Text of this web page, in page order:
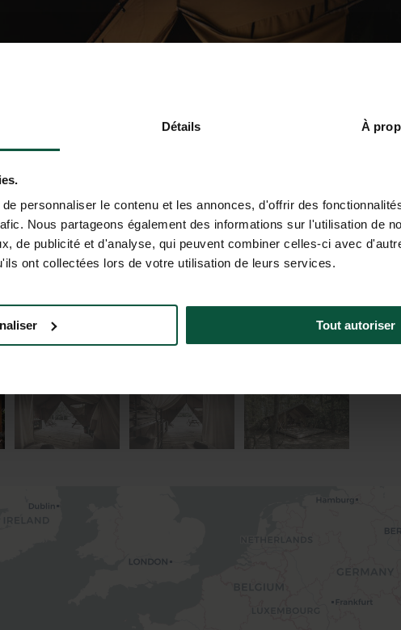
Détails À
personnaliser le contenu et les annonces, d'offrir des
Nous partageons également des informations sur l'utilisation de
de publicité et d'analyse, qui peuvent combiner celles-ci avec
ont collectées lors de votre utilisation de leurs services.
Tout autoriser